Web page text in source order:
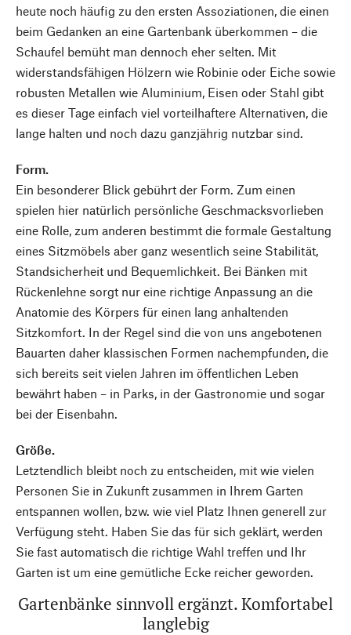
heute noch häufig zu den ersten Assoziationen, die einen
beim Gedanken an eine Gartenbank überkommen – die
Schaufel bemüht man dennoch eher selten. Mit
widerstandsfähigen Hölzern wie Robinie oder Eiche sowie
robusten Metallen wie Aluminium, Eisen oder Stahl gibt
es dieser Tage einfach viel vorteilhaftere Alternativen, die
lange halten und noch dazu ganzjährig nutzbar sind.
Form.
Ein besonderer Blick gebührt der Form. Zum einen
spielen hier natürlich persönliche Geschmacksvorlieben
eine Rolle, zum anderen bestimmt die formale Gestaltung
eines Sitzmöbels aber ganz wesentlich seine Stabilität,
Standsicherheit und Bequemlichkeit. Bei Bänken mit
Rückenlehne sorgt nur eine richtige Anpassung an die
Anatomie des Körpers für einen lang anhaltenden
Sitzkomfort. In der Regel sind die von uns angebotenen
Bauarten daher klassischen Formen nachempfunden, die
sich bereits seit vielen Jahren im öffentlichen Leben
bewährt haben – in Parks, in der Gastronomie und sogar
bei der Eisenbahn.
Größe.
Letztendlich bleibt noch zu entscheiden, mit wie vielen
Personen Sie in Zukunft zusammen in Ihrem Garten
entspannen wollen, bzw. wie viel Platz Ihnen generell zur
Verfügung steht. Haben Sie das für sich geklärt, werden
Sie fast automatisch die richtige Wahl treffen und Ihr
Garten ist um eine gemütliche Ecke reicher geworden.
Gartenbänke sinnvoll ergänzt. Komfortabel
langlebig